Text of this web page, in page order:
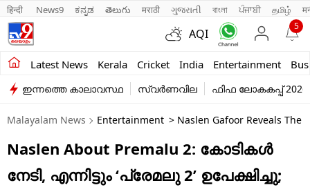
हिन्दी News9 ಕನ್ನಡ తెలుగు मराठी ગુજરાતી বাংলা ਪੰਜਾਬੀ தமிழ்
AQI
5
Latest News Kerala Cricket India Entertainment
Kerala
India
Entertainment
Business
Education
ഇന്നത്തെ കാലാവസ്ഥ സ്വർണവില ഫിഫ ലോകകപ്പ് 2026
Malayalam News Entertainment > Naslen Gafoor Reveals The
Naslen About Premalu 2: കോടികൾ
നേടി, എന്നിട്ടും ‘പ്രേമലു 2’ ഉപേക്ഷിച്ചു;